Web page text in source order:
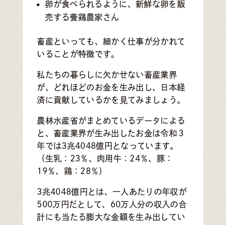
卵が食べられるように、新鮮な卵を販
売する養鶏農家さん
畜産といっても、細かく仕事が分かれて
いることが特徴です。
私たちの暮らしに欠かせない畜産業界
が、どれほどのお金を生み出し、日本経
済に貢献しているかを見てみましょう。
農林水産省がまとめているデータによる
と、畜産業界が生み出したお金は令和３
年では3兆4048億円となっています。
（生乳：23％、肉用牛：24％、豚：
19％、鶏：28％）
3兆4048億円とは、一人あたりの年収が
500万円だとして、60万人分の収入の合
計にも当たる膨大な金額を生み出してい